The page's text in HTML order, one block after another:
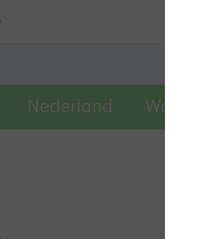
Nederland